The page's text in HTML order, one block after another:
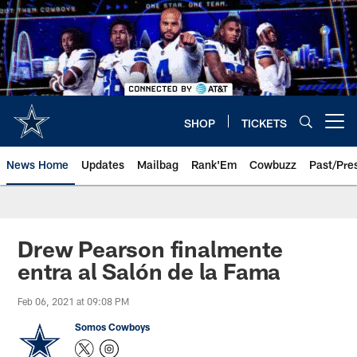
Skip
to
main
content
SHOP TICKETS
News Home Updates Mailbag Rank'Em Cowbuzz Past/
Drew Pearson finalmente
entra al Salón de la Fama
Feb 06, 2021 at 09:08 PM
Somos Cowboys